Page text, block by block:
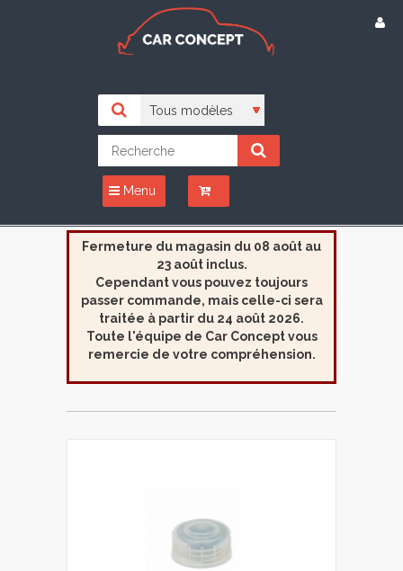
Menu
Fermeture du magasin du 08 août au
23 août inclus.
Cependant vous pouvez toujours
passer commande, mais celle-ci sera
traitée à partir du 24 août 2026.
Toute l'équipe de Car Concept vous
remercie de votre compréhension.